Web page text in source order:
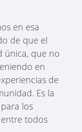
en esa
de que el
única, que no
en
de
Es la
los
todos